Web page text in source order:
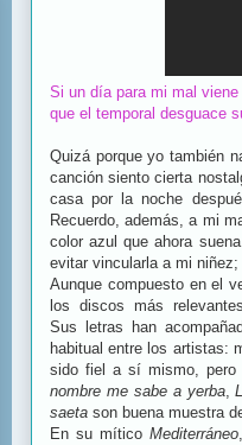
Si un día para mi mal
que el temporal desguace
Quizá porque yo también
canción siento cierta
casa por la noche
Recuerdo, además, a mi
color azul que ahora
evitar vincularla a mi
Aunque compuesto en el
los discos más
Sus letras han
habitual entre los artistas:
sido fiel a sí mismo, pero
nombre me sabe a yerba,
saeta son buena muestra
En su mítico Mediterráneo